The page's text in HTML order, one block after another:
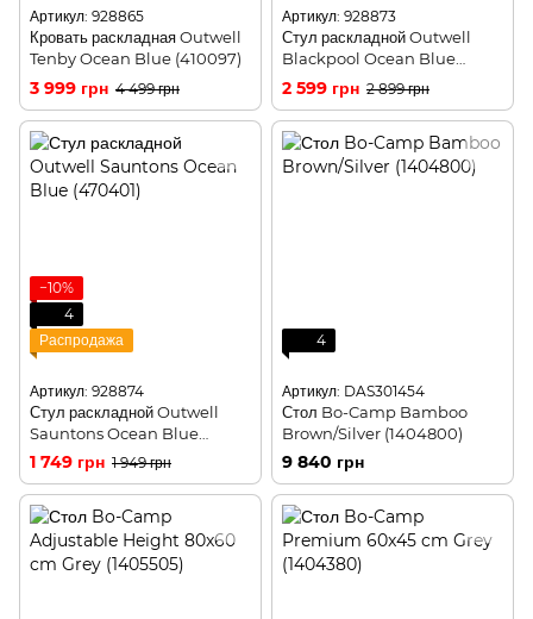
Артикул: 928865
Кровать раскладная Outwell
Tenby Ocean Blue (410097)
3 999 грн 4 499 грн
Артикул: 928873
Стул раскладной Outwell
Blackpool Ocean Blue
(470346)
2 599 грн 2 899 грн
−10%
4
Распродажа
Артикул: 928874
Стул раскладной Outwell
Sauntons Ocean Blue
(470401)
1 749 грн 1 949 грн
4
Артикул: DAS301454
Стол Bo-Camp Bamboo
Brown/Silver (1404800)
9 840 грн